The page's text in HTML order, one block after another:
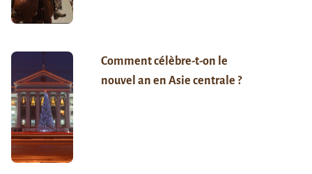
Comment célèbre-t-on le
nouvel an en Asie centrale ?